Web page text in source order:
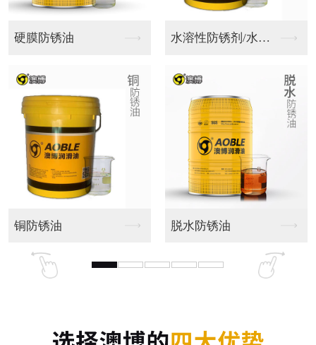
微乳化切削液 乳化切削液
全合成切削液 磨削液(研磨液)